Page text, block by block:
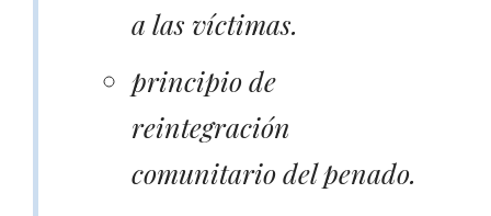
a las víctimas.
principio de
reintegración
comunitario del penado.